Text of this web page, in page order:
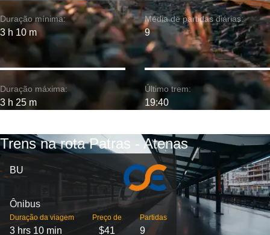
Duração mínima:
3 h 10 m
Duração máxima:
3 h 25 m
Média de partidas diárias:
9
Último trem:
19:40
Trens na rota Patras - Atenas
BU
Ônibus
Duração da viagem
3 hrs 10 min
Preço de
$41
Partidas
9